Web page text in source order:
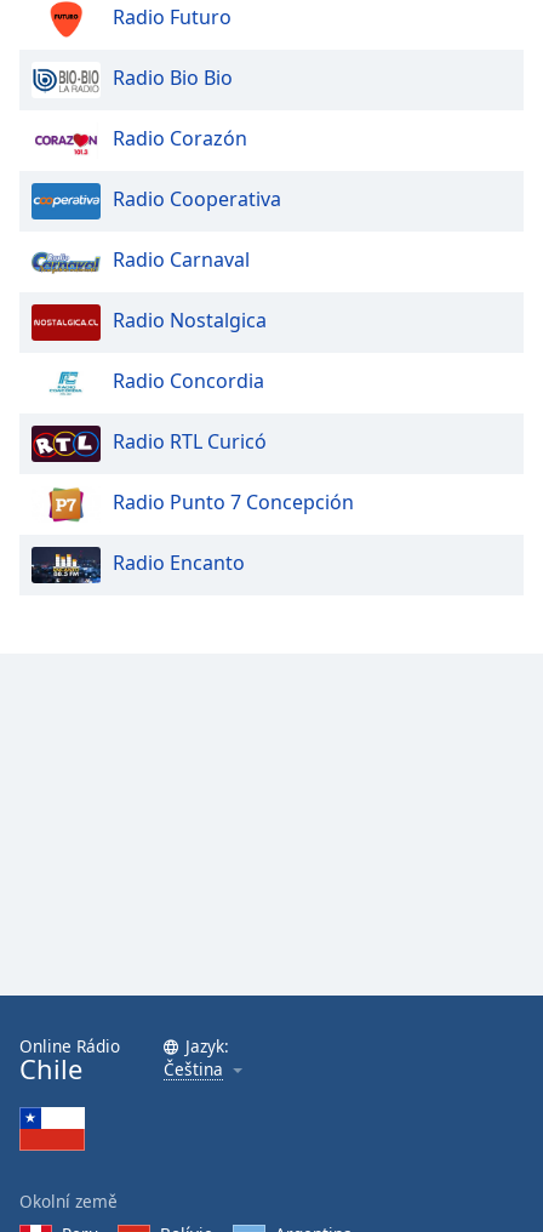
Radio Futuro
Radio Bio Bio
Radio Corazón
Radio Cooperativa
Radio Carnaval
Radio Nostalgica
Radio Concordia
Radio RTL Curicó
Radio Punto 7 Concepción
Radio Encanto
Online Rádio
Chile
Jazyk:
Čeština
Okolní země